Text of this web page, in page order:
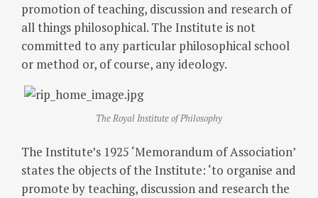
promotion of teaching, discussion and research of
all things philosophical. The Institute is not
committed to any particular philosophical school
or method or, of course, any ideology.
The Royal Institute of Philosophy
The Institute’s 1925 ‘Memorandum of Association’
states the objects of the Institute: ‘to organise and
promote by teaching, discussion and research the